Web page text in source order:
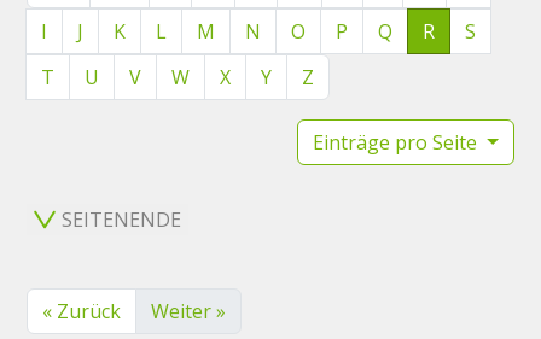
I
J K L M N O P Q R
S
T
U V W X Y Z
Einträge pro Seite
SEITENENDE
« Zurück Weiter »